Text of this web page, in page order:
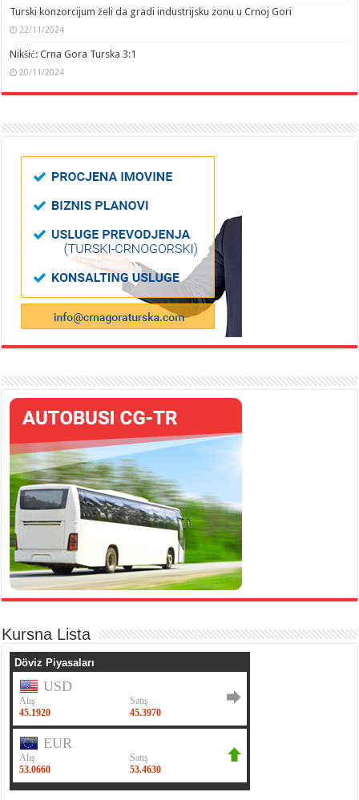
Turski konzorcijum želi da gradi industrijsku zonu u Crnoj Gori
22/11/2024
Nikšić: Crna Gora Turska 3:1
20/11/2024
Kursna Lista